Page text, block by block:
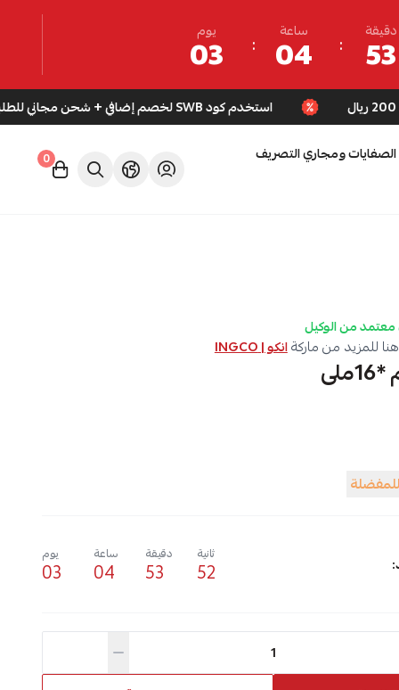
53
دقيقة 04
ساعة 03
يوم
استخدم كود SWB لخصم إضافي + شحن مجاني للطلبات فوق 200 ريال
الصفايات ومجاري التصريف
0
من الوكيل
للمزيد من ماركةانكو | INGCO
51
ثانية
53
دقيقة
04
ساعة
03
يوم